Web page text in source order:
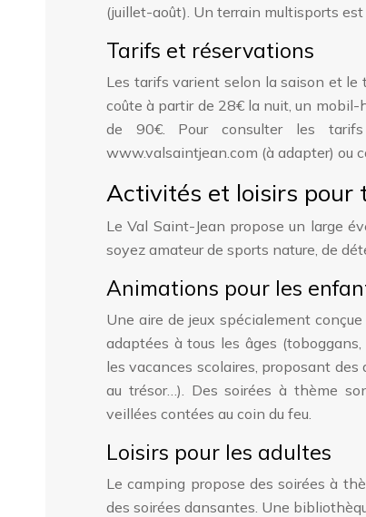
(juillet-août). Un terrain multisports
Tarifs et réservations
Les tarifs varient selon la saison et
coûte à partir de 28€ la nuit, un
de 90€. Pour consulter les
www.valsaintjean.com (à adapter) ou
Activités et loisirs pour
Le Val Saint-Jean propose un large
soyez amateur de sports nature, de
Animations pour les
Une aire de jeux spécialement
adaptées à tous les âges
les vacances scolaires, proposant
au trésor…). Des soirées à thème
veillées contées au coin du feu.
Loisirs pour les adultes
Le camping propose des soirées à
des soirées dansantes. Une